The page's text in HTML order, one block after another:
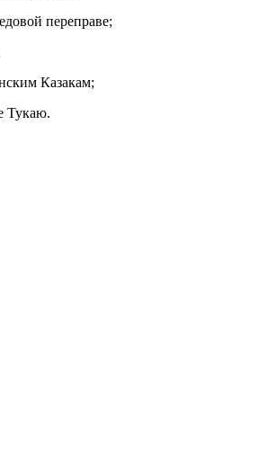
переправе;
Казакам;
Тукаю.